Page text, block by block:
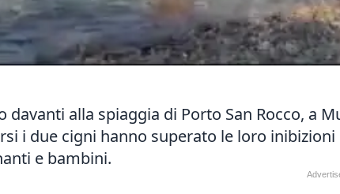
davanti alla spiaggia di Porto San Rocco, a
i due cigni hanno superato le loro
e bambini.